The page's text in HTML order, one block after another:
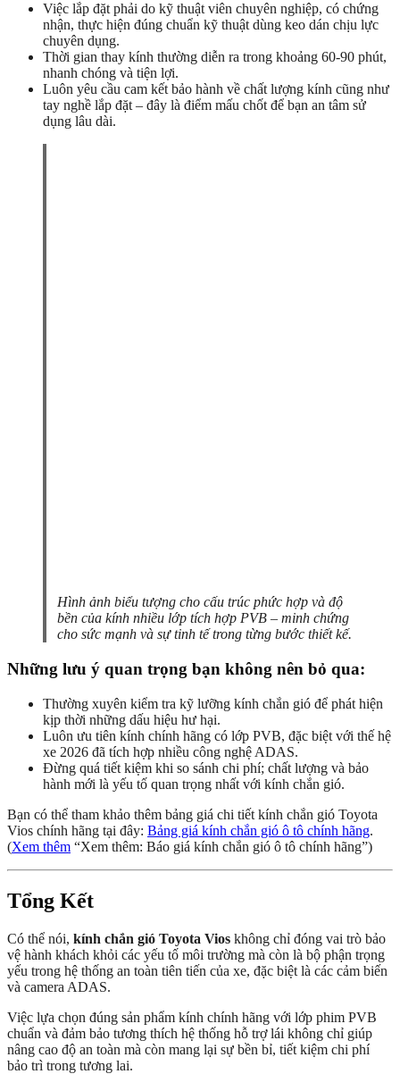
Việc lắp đặt phải do kỹ thuật viên chuyên nghiệp, có chứng
nhận, thực hiện đúng chuẩn kỹ thuật dùng keo dán chịu lực
chuyên dụng.
Thời gian thay kính thường diễn ra trong khoảng 60-90 phút,
nhanh chóng và tiện lợi.
Luôn yêu cầu cam kết bảo hành về chất lượng kính cũng như
tay nghề lắp đặt – đây là điểm mấu chốt để bạn an tâm sử
dụng lâu dài.
Hình ảnh biểu tượng cho cấu trúc phức hợp và độ
bền của kính nhiều lớp tích hợp PVB – minh chứng
cho sức mạnh và sự tinh tế trong từng bước thiết kế.
Những lưu ý quan trọng bạn không nên bỏ qua:
Thường xuyên kiểm tra kỹ lưỡng kính chắn gió để phát hiện
kịp thời những dấu hiệu hư hại.
Luôn ưu tiên kính chính hãng có lớp PVB, đặc biệt với thế hệ
xe 2026 đã tích hợp nhiều công nghệ ADAS.
Đừng quá tiết kiệm khi so sánh chi phí; chất lượng và bảo
hành mới là yếu tố quan trọng nhất với kính chắn gió.
Bạn có thể tham khảo thêm bảng giá chi tiết kính chắn gió Toyota
Vios chính hãng tại đây: Bảng giá kính chắn gió ô tô chính hãng.
(Xem thêm “Xem thêm: Báo giá kính chắn gió ô tô chính hãng”)
Tổng Kết
Có thể nói, kính chắn gió Toyota Vios không chỉ đóng vai trò bảo
vệ hành khách khỏi các yếu tố môi trường mà còn là bộ phận trọng
yếu trong hệ thống an toàn tiên tiến của xe, đặc biệt là các cảm biến
và camera ADAS.
Việc lựa chọn đúng sản phẩm kính chính hãng với lớp phim PVB
chuẩn và đảm bảo tương thích hệ thống hỗ trợ lái không chỉ giúp
nâng cao độ an toàn mà còn mang lại sự bền bỉ, tiết kiệm chi phí
bảo trì trong tương lai.